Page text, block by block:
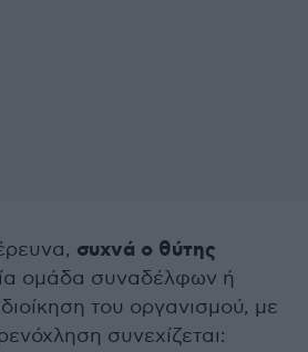
συχνά ο θύτης
ομάδα συναδέλφων ή
του οργανισμού, με
συνεχίζεται: